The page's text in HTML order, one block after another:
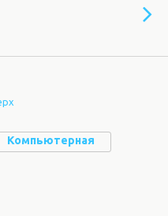
Компьютерная